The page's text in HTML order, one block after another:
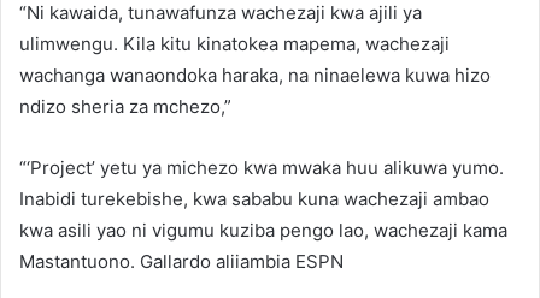
“Ni kawaida, tunawafunza wachezaji kwa ajili ya
ulimwengu. Kila kitu kinatokea mapema, wachezaji
wachanga wanaondoka haraka, na ninaelewa kuwa hizo
ndizo sheria za mchezo,”
“‘Project’ yetu ya michezo kwa mwaka huu alikuwa yumo.
Inabidi turekebishe, kwa sababu kuna wachezaji ambao
kwa asili yao ni vigumu kuziba pengo lao, wachezaji kama
Mastantuono. Gallardo aliiambia ESPN